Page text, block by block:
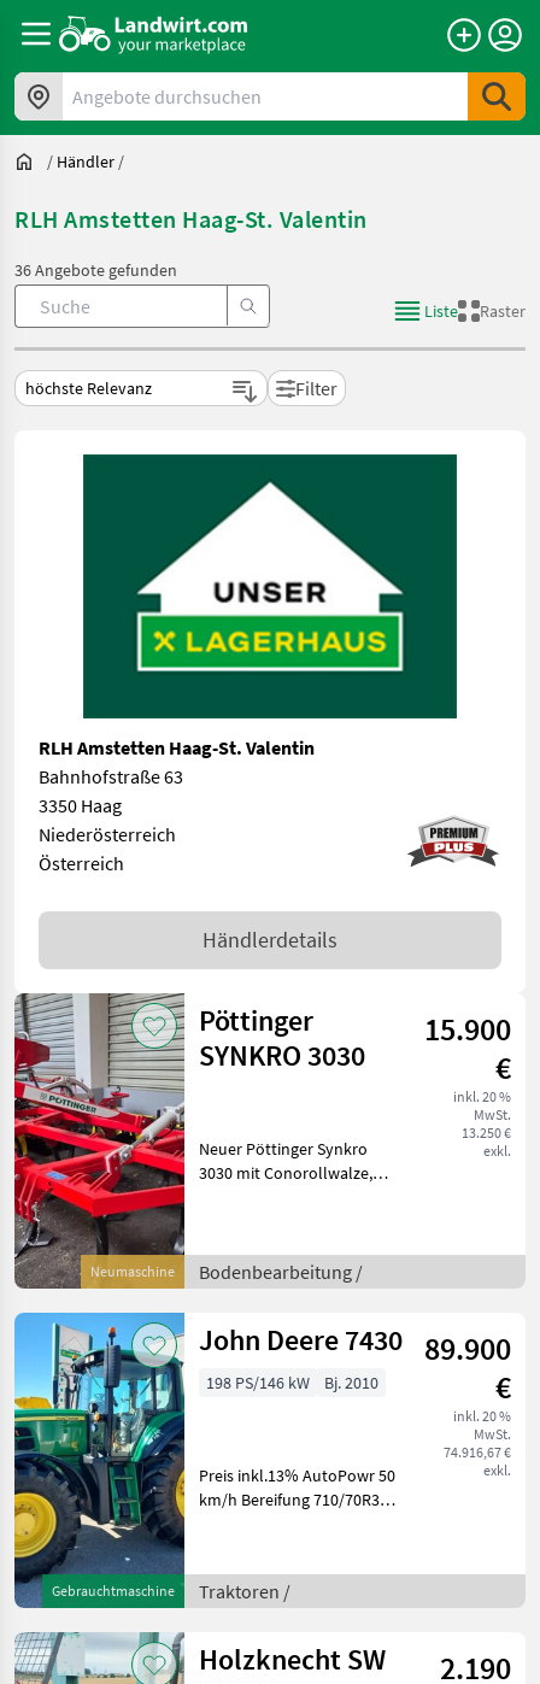
Angebote durchsuchen
/ Händler /
RLH Amstetten Haag-St. Valentin
36 Angebote gefunden
Liste
Raster
Filter
RLH Amstetten Haag-St. Valentin
Bahnhofstraße 63
3350 Haag
Niederösterreich
Österreich
Händlerdetails
Neumaschine
Pöttinger
SYNKRO 3030
15.900
€
inkl. 20 %
MwSt.
13.250 €
exkl.
Neuer Pöttinger Synkro
3030 mit Conorollwalze,
11 Zinken mit Leitblech
Seitenblech klappbar u
Bodenbearbeitung /
Gebrauchtmaschine
John Deere 7430
89.900
€
inkl. 20 %
MwSt.
74.916,67 €
exkl.
198 PS/146 kW Bj. 2010
Preis inkl.13% AutoPowr 50
km/h Bereifung 710/70R38
Betriebsstunden Mit
Fronthydraulik Mit
Traktoren /
Holzknecht SW
2.190